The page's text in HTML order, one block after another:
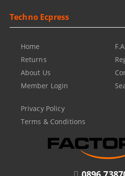
Techno Ecpress
Home
Returns
About Us
Member Login
Privacy Policy
Terms & Conditions